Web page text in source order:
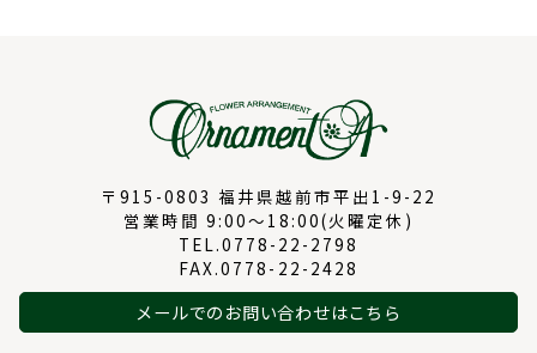
〒915-0803 福井県越前市平出1-9-22
営業時間 9:00～18:00(火曜定休)
TEL.0778-22-2798
FAX.0778-22-2428
メールでのお問い合わせはこちら